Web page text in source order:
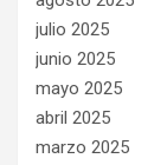
julio 2025
junio 2025
mayo 2025
abril 2025
marzo 2025